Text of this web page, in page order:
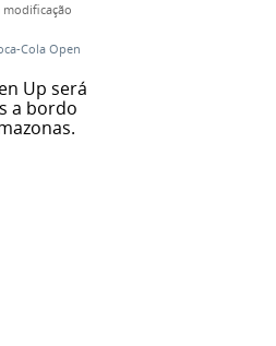
Cola Open
Up será
a bordo